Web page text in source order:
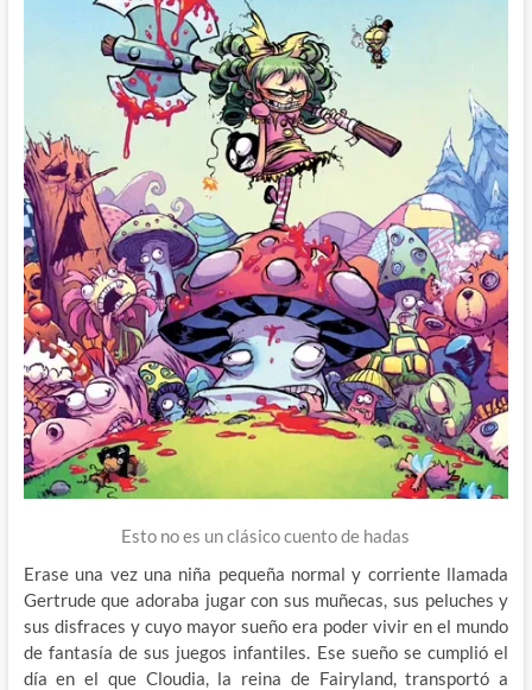
Esto no es un clásico cuento de hadas
Erase una vez una niña pequeña normal y corriente llamada
Gertrude que adoraba jugar con sus muñecas, sus peluches y
sus disfraces y cuyo mayor sueño era poder vivir en el mundo
de fantasía de sus juegos infantiles. Ese sueño se cumplió el
día en el que Cloudia, la reina de Fairyland, transportó a